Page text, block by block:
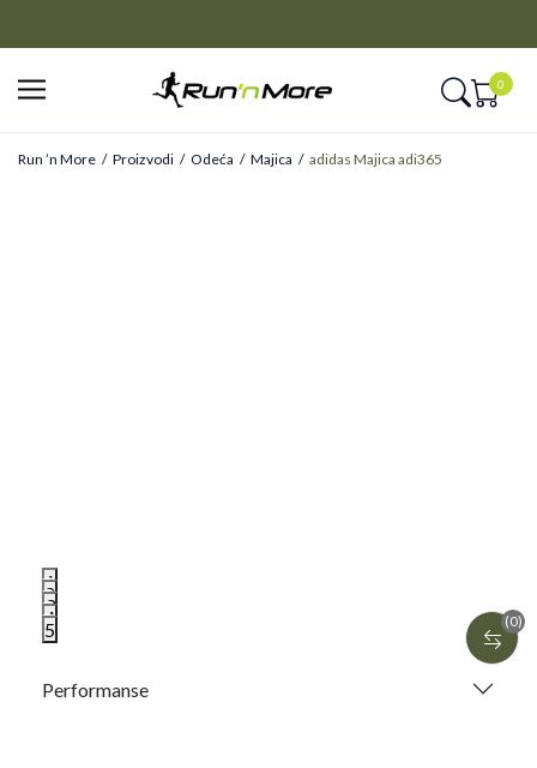
0
Run ’n More Proizvodi Odeća Majica adidas Majica adi365
(0)
1
2
3
4
5
Performanse